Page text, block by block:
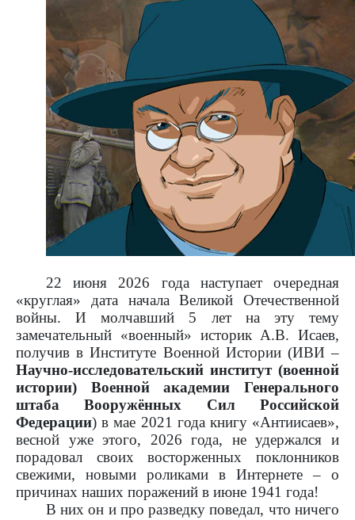
22 июня 2026 года наступает очередная
«круглая» дата начала Великой Отечественной
войны. И молчавший 5 лет на эту тему
замечательный «военный» историк А.В. Исаев,
получив в Институте Военной Истории (ИВИ –
Научно-исследовательский институт (военной
истории) Военной академии Генерального
штаба Вооружённых Сил Российской
Федерации) в мае 2021 года книгу «Антиисаев»,
весной уже этого, 2026 года, не удержался и
порадовал своих восторженных поклонников
свежими, новыми роликами в Интернете – о
причинах наших поражений в июне 1941 года!
В них он и про разведку поведал, что ничего